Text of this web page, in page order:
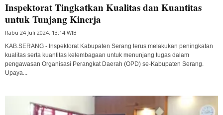
Inspektorat Tingkatkan Kualitas dan Kuantitas
untuk Tunjang Kinerja
Rabu 24 Juli 2024, 13:14 WIB
KAB.SERANG - Inspektorat Kabupaten Serang terus melakukan peningkatan
kualitas serta kuantitas kelembagaan untuk menunjang tugas dalam
pengawasan Organisasi Perangkat Daerah (OPD) se-Kabupaten Serang.
Upaya...